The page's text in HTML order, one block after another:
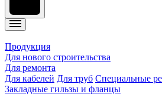
Продукция
Для нового строительства
Для ремонта
Для кабелей Для труб Специальные
Закладные гильзы и фланцы